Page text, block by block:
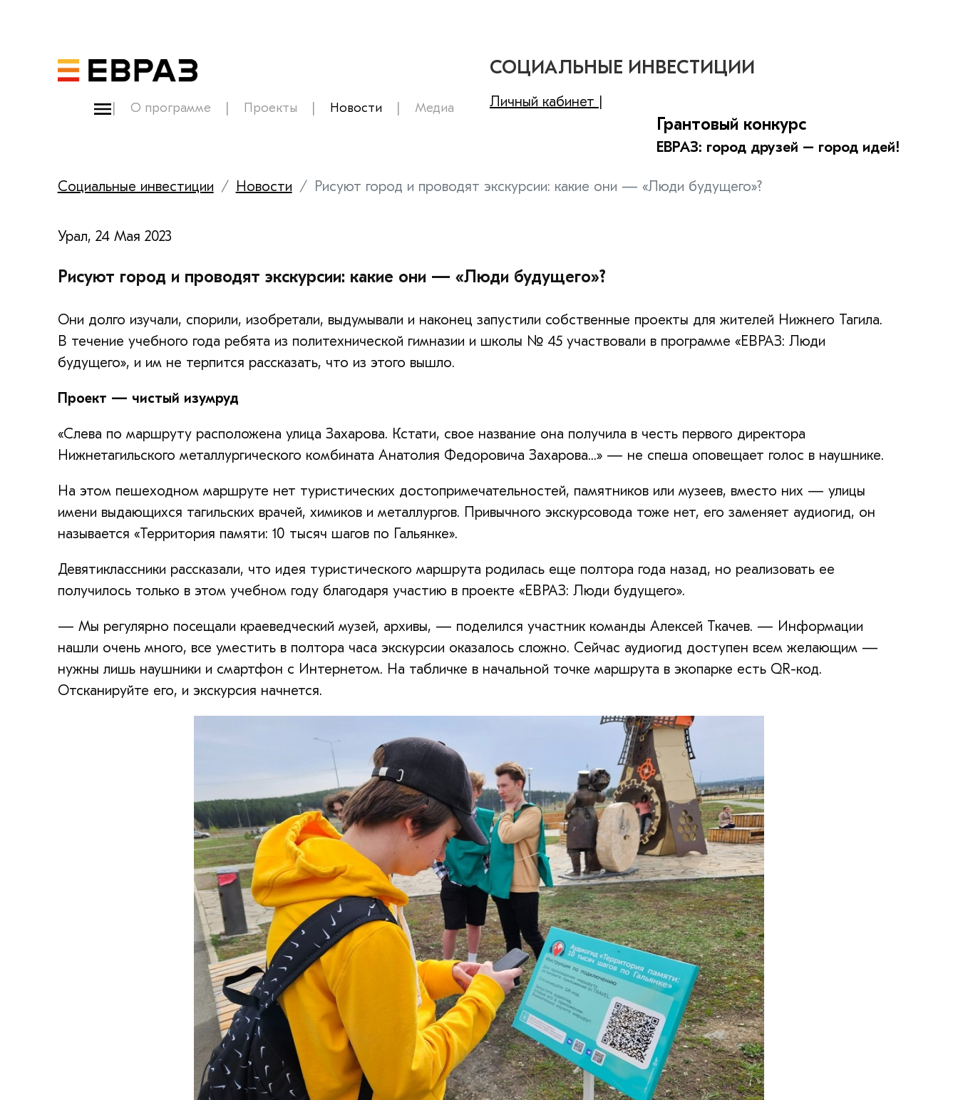
СОЦИАЛЬНЫЕ ИНВЕСТИЦИИ
О программе Проекты Новости Медиа Личный кабинет |
Грантовый конкурс
ЕВРАЗ: город друзей – город идей!
Социальные инвестиции Новости Рисуют город и проводят экскурсии: какие они — «Люди будущего»?
Урал, 24 Мая 2023
Рисуют город и проводят экскурсии: какие они — «Люди будущего»?
Они долго изучали, спорили, изобретали, выдумывали и наконец запустили собственные проекты для жителей Нижнего Тагила.
В течение учебного года ребята из политехнической гимназии и школы № 45 участвовали в программе «ЕВРАЗ: Люди
будущего», и им не терпится рассказать, что из этого вышло.
Проект — чистый изумруд
«Слева по маршруту расположена улица Захарова. Кстати, свое название она получила в честь первого директора
Нижнетагильского металлургического комбината Анатолия Федоровича Захарова...» — не спеша оповещает голос в наушнике.
На этом пешеходном маршруте нет туристических достопримечательностей, памятников или музеев, вместо них — улицы
имени выдающихся тагильских врачей, химиков и металлургов. Привычного экскурсовода тоже нет, его заменяет аудиогид, он
называется «Территория памяти: 10 тысяч шагов по Гальянке».
Девятиклассники рассказали, что идея туристического маршрута родилась еще полтора года назад, но реализовать ее
получилось только в этом учебном году благодаря участию в проекте «ЕВРАЗ: Люди будущего».
— Мы регулярно посещали краеведческий музей, архивы, — поделился участник команды Алексей Ткачев. — Информации
нашли очень много, все уместить в полтора часа экскурсии оказалось сложно. Сейчас аудиогид доступен всем желающим —
нужны лишь наушники и смартфон с Интернетом. На табличке в начальной точке маршрута в экопарке есть QR-код.
Отсканируйте его, и экскурсия начнется.